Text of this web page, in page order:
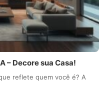
– Decore sua Casa!
reflete quem você é? A